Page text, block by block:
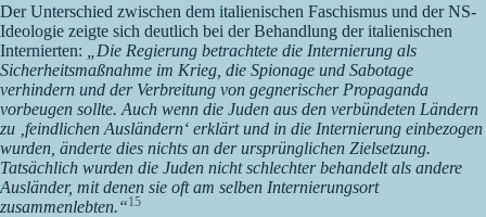
Der Unterschied zwischen dem italienischen Faschismus und der NS-
Ideologie zeigte sich deutlich bei der Behandlung der italienischen
Internierten:
„Die Regierung betrachtete die Internierung als
Sicherheitsmaßnahme im Krieg, die Spionage und Sabotage
verhindern und der Verbreitung von gegnerischer Propaganda
vorbeugen sollte. Auch wenn die Juden aus den verbündeten Ländern
zu ‚feindlichen Ausländern‘ erklärt und in die Internierung einbezogen
wurden, änderte dies nichts an der ursprünglichen Zielsetzung.
Tatsächlich wurden die Juden nicht schlechter behandelt als andere
Ausländer, mit denen sie oft am selben Internierungsort
zusammenlebten.“15